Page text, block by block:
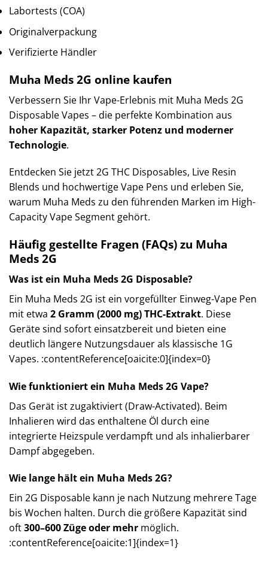
Labortests (COA)
Originalverpackung
Verifizierte Händler
Muha Meds 2G online kaufen
Verbessern Sie Ihr Vape-Erlebnis mit Muha Meds 2G
Disposable Vapes – die perfekte Kombination aus
hoher Kapazität, starker Potenz und moderner
Technologie.
Entdecken Sie jetzt 2G THC Disposables, Live Resin
Blends und hochwertige Vape Pens und erleben Sie,
warum Muha Meds zu den führenden Marken im High-
Capacity Vape Segment gehört.
Häufig gestellte Fragen (FAQs) zu Muha
Meds 2G
Was ist ein Muha Meds 2G Disposable?
Ein Muha Meds 2G ist ein vorgefüllter Einweg-Vape Pen
mit etwa 2 Gramm (2000 mg) THC-Extrakt. Diese
Geräte sind sofort einsatzbereit und bieten eine
deutlich längere Nutzungsdauer als klassische 1G
Vapes. :contentReference[oaicite:0]{index=0}
Wie funktioniert ein Muha Meds 2G Vape?
Das Gerät ist zugaktiviert (Draw-Activated). Beim
Inhalieren wird das enthaltene Öl durch eine
integrierte Heizspule verdampft und als inhalierbarer
Dampf abgegeben.
Wie lange hält ein Muha Meds 2G?
Ein 2G Disposable kann je nach Nutzung mehrere Tage
bis Wochen halten. Durch die größere Kapazität sind
oft300–600 Züge oder mehr möglich.
:contentReference[oaicite:1]{index=1}